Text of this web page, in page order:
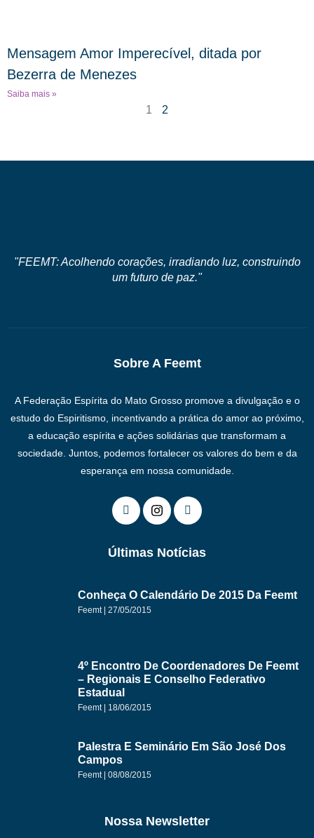
Mensagem Amor Imperecível, ditada por
Bezerra de Menezes
Saiba mais »
1 2
"FEEMT: Acolhendo corações, irradiando luz, construindo
um futuro de paz."
Sobre A Feemt
A Federação Espírita do Mato Grosso promove a divulgação e o
estudo do Espiritismo, incentivando a prática do amor ao próximo,
a educação espírita e ações solidárias que transformam a
sociedade. Juntos, podemos fortalecer os valores do bem e da
esperança em nossa comunidade.
Últimas Notícias
Conheça O Calendário De 2015 Da Feemt
Feemt 27/05/2015
4º Encontro De Coordenadores De Feemt
– Regionais E Conselho Federativo
Estadual
Feemt 18/06/2015
Palestra E Seminário Em São José Dos
Campos
Feemt 08/08/2015
Nossa Newsletter